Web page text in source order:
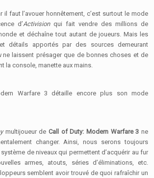
il faut l’avouer honnêtement, c’est surtout le mode
d’Activision qui fait vendre des millions de
et déchaîne tout autant de joueurs. Mais les
détails apportés par des sources demeurant
ne laissent présager que de bonnes choses et de
la console, manette aux mains.
multijoueur deCall of Duty: Modern Warfare 3 ne
changer. Ainsi, nous serons toujours
de niveaux qui permettent d’acquérir au fur
armes, atouts, séries d’éliminations, etc.
semblent avoir trouvé de quoi rafraîchir un